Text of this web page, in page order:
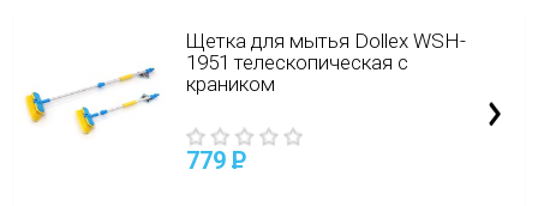
Щетка для мытья Dollex WSH-
1951 телескопическая с
краником
779 P